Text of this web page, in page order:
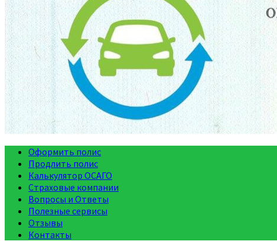
Оформить полис
Продлить полис
Калькулятор ОСАГО
Страховые компании
Вопросы и Ответы
Полезные сервисы
Отзывы
Контакты